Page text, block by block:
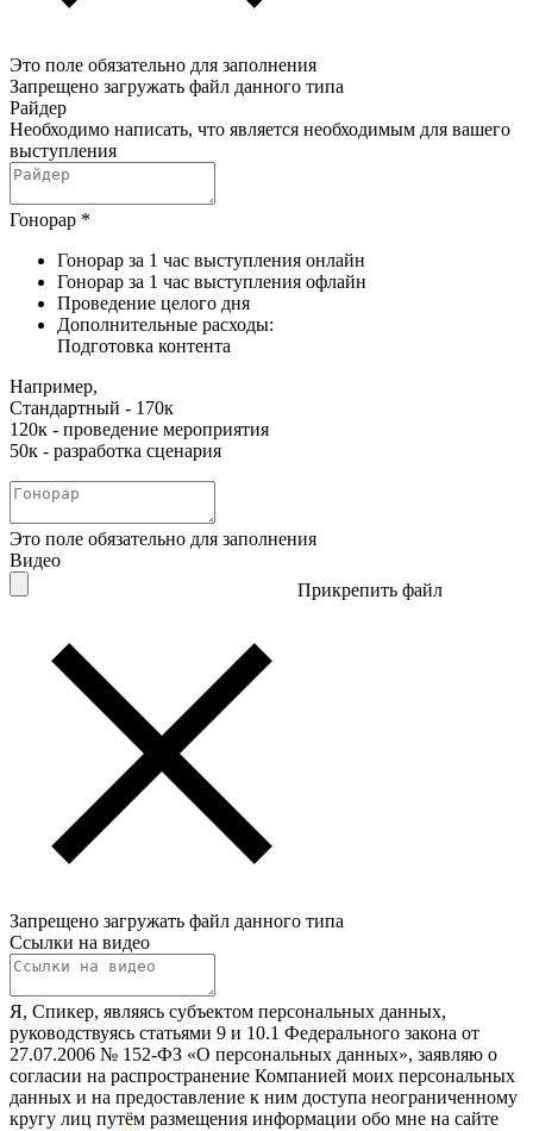
Это поле обязательно для заполнения
Запрещено загружать файл данного типа
Райдер
Необходимо написать, что является необходимым для вашего
выступления
Гонорар *
Гонорар за 1 час выступления онлайн
Гонорар за 1 час выступления офлайн
Проведение целого дня
Дополнительные расходы:
Подготовка контента
Например,
Стандартный - 170к
120к - проведение мероприятия
50к - разработка сценария
Это поле обязательно для заполнения
Видео
Прикрепить файл
Запрещено загружать файл данного типа
Ссылки на видео
Я, Спикер, являясь субъектом персональных данных,
руководствуясь статьями 9 и 10.1 Федерального закона от
27.07.2006 № 152-ФЗ «О персональных данных», заявляю о
согласии на распространение Компанией моих персональных
данных и на предоставление к ним доступа неограниченному
кругу лиц путём размещения информации обо мне на сайте